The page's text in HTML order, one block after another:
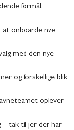
formål.
at onboarde nye
med den nye
og forskellige blik
oplever
– tak til jer der har